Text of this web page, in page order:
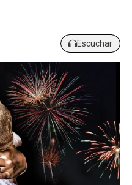
Escuchar